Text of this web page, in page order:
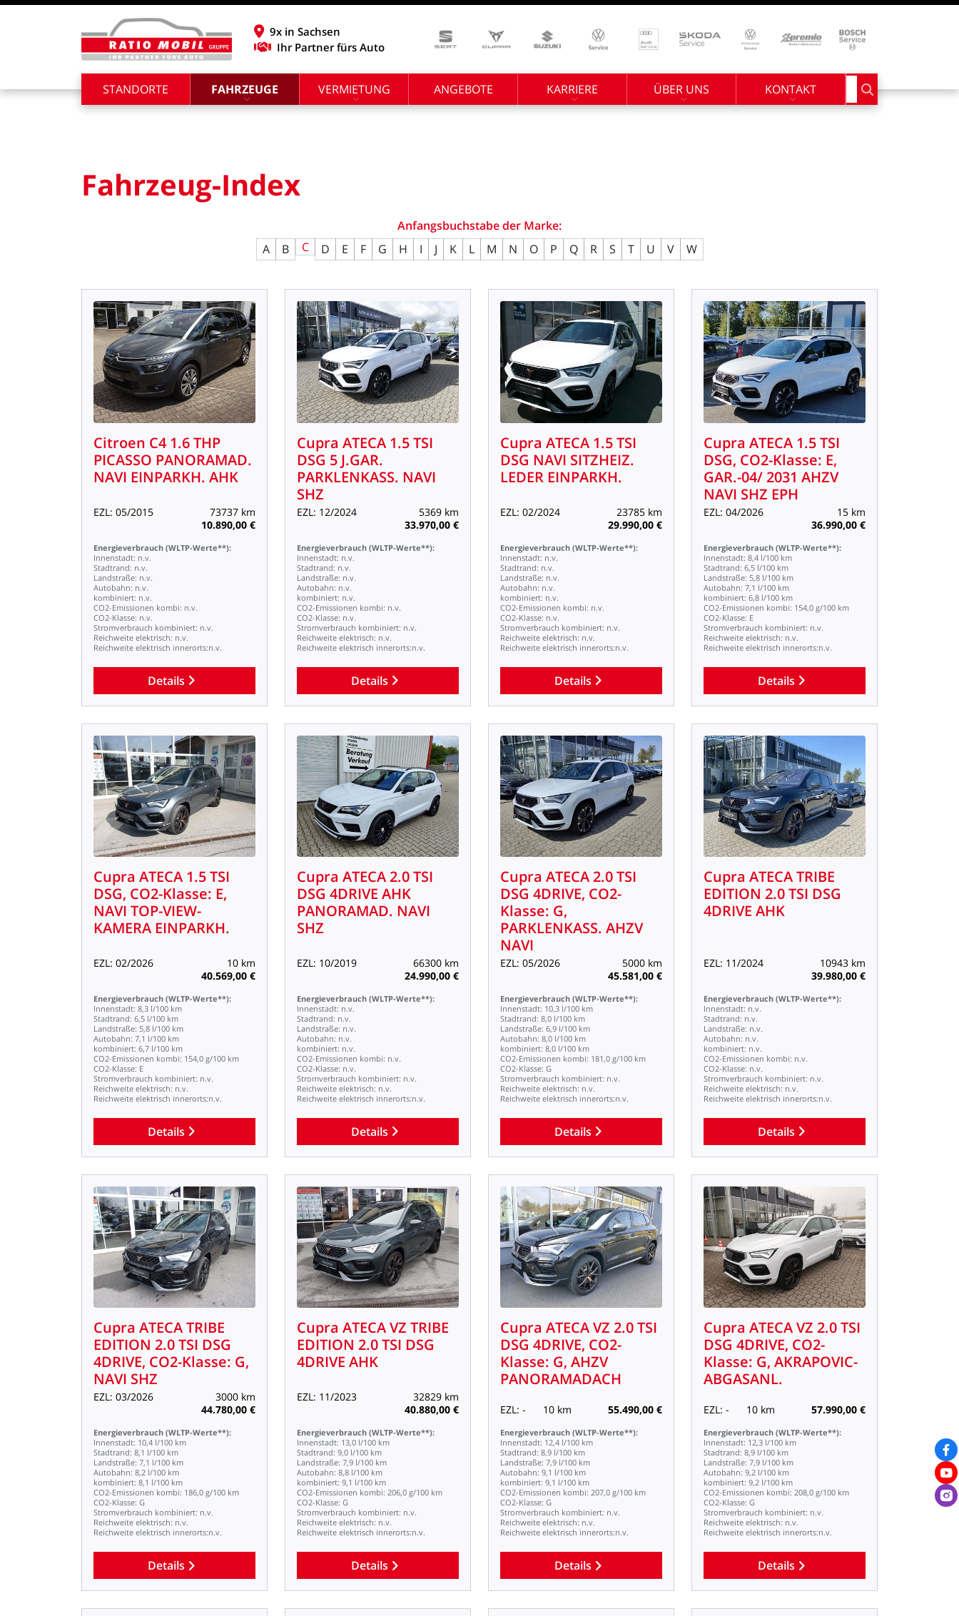
9x in Sachsen
Ihr Partner fürs Auto
STANDORTE FAHRZEUGE VERMIETUNG ANGEBOTE KARRIERE ÜBER UNS KONTAKT Suchbegriff
Fahrzeug-Index
Anfangsbuchstabeder Marke:
A
B C D E F G H I J K L M N O P Q R S T U V W
Citroen C4 1.6THP
PICASSO PANORAMAD.
NAVI EINPARKH. AHK
EZL: 05/2015 73737 km
10.890,00 €
Energieverbrauch (WLTP-Werte**):
Innenstadt: n.v.
Stadtrand: n.v.
Landstraße: n.v.
Autobahn: n.v.
kombiniert: n.v.
CO2-Emissionen kombi: n.v.
CO2-Klasse: n.v.
Stromverbrauch kombiniert: n.v.
Reichweite elektrisch: n.v.
Reichweite elektrisch innerorts:n.v.
Details
Cupra ATECA 1.5TSI
DSG 5 J.GAR.
PARKLENKASS. NAVI
SHZ
EZL: 12/2024 5369 km
33.970,00 €
Energieverbrauch (WLTP-Werte**):
Innenstadt: n.v.
Stadtrand: n.v.
Landstraße: n.v.
Autobahn: n.v.
kombiniert: n.v.
CO2-Emissionen kombi: n.v.
CO2-Klasse: n.v.
Stromverbrauch kombiniert: n.v.
Reichweite elektrisch: n.v.
Reichweite elektrisch innerorts:n.v.
Details
Cupra ATECA 1.5TSI
DSG NAVI SITZHEIZ.
LEDER EINPARKH.
EZL: 02/2024 23785 km
29.990,00 €
Energieverbrauch (WLTP-Werte**):
Innenstadt: n.v.
Stadtrand: n.v.
Landstraße: n.v.
Autobahn: n.v.
kombiniert: n.v.
CO2-Emissionen kombi: n.v.
CO2-Klasse: n.v.
Stromverbrauch kombiniert: n.v.
Reichweite elektrisch: n.v.
Reichweite elektrisch innerorts:n.v.
Details
Cupra ATECA 1.5TSI
DSG, CO2-Klasse: E,
GAR.-04/2031 AHZV
NAVI SHZ EPH
EZL: 04/2026 15 km
36.990,00 €
Energieverbrauch (WLTP-Werte**):
Innenstadt: 8,4 l/100 km
Stadtrand: 6,5 l/100 km
Landstraße: 5,8 l/100 km
Autobahn: 7,1 l/100 km
kombiniert: 6,8 l/100 km
CO2-Emissionen kombi: 154,0 g/100 km
CO2-Klasse: E
Stromverbrauch kombiniert: n.v.
Reichweite elektrisch: n.v.
Reichweite elektrisch innerorts:n.v.
Details
Cupra ATECA 1.5TSI
DSG, CO2-Klasse: E,
NAVI TOP-VIEW-
KAMERA EINPARKH.
EZL: 02/2026 10 km
40.569,00 €
Energieverbrauch (WLTP-Werte**):
Innenstadt: 8,3 l/100 km
Stadtrand: 6,5 l/100 km
Landstraße: 5,8 l/100 km
Autobahn: 7,1 l/100 km
kombiniert: 6,7 l/100 km
CO2-Emissionen kombi: 154,0 g/100 km
CO2-Klasse: E
Stromverbrauch kombiniert: n.v.
Reichweite elektrisch: n.v.
Reichweite elektrisch innerorts:n.v.
Details
Cupra ATECA2.0TSI
DSG 4DRIVE AHK
PANORAMAD. NAVI
SHZ
EZL: 10/2019 66300 km
24.990,00 €
Energieverbrauch (WLTP-Werte**):
Innenstadt: n.v.
Stadtrand: n.v.
Landstraße: n.v.
Autobahn: n.v.
kombiniert: n.v.
CO2-Emissionen kombi: n.v.
CO2-Klasse: n.v.
Stromverbrauch kombiniert: n.v.
Reichweite elektrisch: n.v.
Reichweite elektrisch innerorts:n.v.
Details
Cupra ATECA2.0TSI
DSG 4DRIVE, CO2-
Klasse: G,
PARKLENKASS. AHZV
NAVI
EZL: 05/2026 5000 km
45.581,00 €
Energieverbrauch (WLTP-Werte**):
Innenstadt: 10,3 l/100 km
Stadtrand: 8,0 l/100 km
Landstraße: 6,9 l/100 km
Autobahn: 8,0 l/100 km
kombiniert: 8,0 l/100 km
CO2-Emissionen kombi: 181,0 g/100 km
CO2-Klasse: G
Stromverbrauch kombiniert: n.v.
Reichweite elektrisch: n.v.
Reichweite elektrisch innerorts:n.v.
Details
Cupra ATECATRIBE
EDITION 2.0TSI DSG
4DRIVE AHK
EZL: 11/2024 10943 km
39.980,00 €
Energieverbrauch (WLTP-Werte**):
Innenstadt: n.v.
Stadtrand: n.v.
Landstraße: n.v.
Autobahn: n.v.
kombiniert: n.v.
CO2-Emissionen kombi: n.v.
CO2-Klasse: n.v.
Stromverbrauch kombiniert: n.v.
Reichweite elektrisch: n.v.
Reichweite elektrisch innerorts:n.v.
Details
Cupra ATECATRIBE
EDITION 2.0TSI DSG
4DRIVE, CO2-Klasse: G,
NAVI SHZ
EZL: 03/2026 3000 km
44.780,00 €
Energieverbrauch (WLTP-Werte**):
Innenstadt: 10,4 l/100 km
Stadtrand: 8,1 l/100 km
Landstraße: 7,1 l/100 km
Autobahn: 8,2 l/100 km
kombiniert: 8,1 l/100 km
CO2-Emissionen kombi: 186,0 g/100 km
CO2-Klasse: G
Stromverbrauch kombiniert: n.v.
Reichweite elektrisch: n.v.
Reichweite elektrisch innerorts:n.v.
Details
Cupra ATECAVZ TRIBE
EDITION 2.0TSI DSG
4DRIVE AHK
EZL: 11/2023 32829 km
40.880,00 €
Energieverbrauch (WLTP-Werte**):
Innenstadt: 13,0 l/100 km
Stadtrand: 9,0 l/100 km
Landstraße: 7,9 l/100 km
Autobahn: 8,8 l/100 km
kombiniert: 9,1 l/100 km
CO2-Emissionen kombi: 206,0 g/100 km
CO2-Klasse: G
Stromverbrauch kombiniert: n.v.
Reichweite elektrisch: n.v.
Reichweite elektrisch innerorts:n.v.
Details
Cupra ATECAVZ 2.0TSI
DSG 4DRIVE, CO2-
Klasse: G, AHZV
PANORAMADACH
EZL: - 10 km 55.490,00 €
Energieverbrauch (WLTP-Werte**):
Innenstadt: 12,4 l/100 km
Stadtrand: 8,9 l/100 km
Landstraße: 7,9 l/100 km
Autobahn: 9,1 l/100 km
kombiniert: 9,1 l/100 km
CO2-Emissionen kombi: 207,0 g/100 km
CO2-Klasse: G
Stromverbrauch kombiniert: n.v.
Reichweite elektrisch: n.v.
Reichweite elektrisch innerorts:n.v.
Details
Cupra ATECAVZ 2.0TSI
DSG 4DRIVE, CO2-
Klasse: G, AKRAPOVIC-
ABGASANL.
EZL: - 10 km 57.990,00 €
Energieverbrauch (WLTP-Werte**):
Innenstadt: 12,3 l/100 km
Stadtrand: 8,9 l/100 km
Landstraße: 7,9 l/100 km
Autobahn: 9,2 l/100 km
kombiniert: 9,2 l/100 km
CO2-Emissionen kombi: 208,0 g/100 km
CO2-Klasse: G
Stromverbrauch kombiniert: n.v.
Reichweite elektrisch: n.v.
Reichweite elektrisch innerorts:n.v.
Details